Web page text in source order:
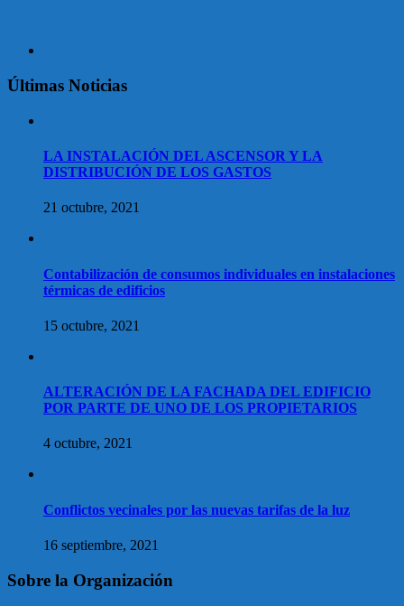
Últimas Noticias
LA INSTALACIÓN DEL ASCENSOR Y LA
DISTRIBUCIÓN DE LOS GASTOS
21 octubre, 2021
Contabilización de consumos individuales en instalaciones
térmicas de edificios
15 octubre, 2021
ALTERACIÓN DE LA FACHADA DEL EDIFICIO
POR PARTE DE UNO DE LOS PROPIETARIOS
4 octubre, 2021
Conflictos vecinales por las nuevas tarifas de la luz
16 septiembre, 2021
Sobre la Organización